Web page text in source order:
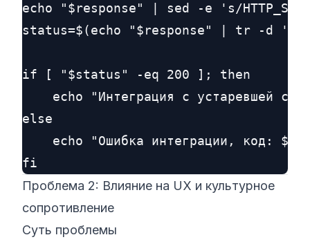
echo "$response" | sed -e 's/
status=$(echo "$response" | tr -d
if [ "$status" -eq 200 ]; then
echo "Интеграция с устаревшей
else
echo "Ошибка интеграции, код:
Проблема 2: Влияние на UX и культурное
сопротивление
Суть проблемы